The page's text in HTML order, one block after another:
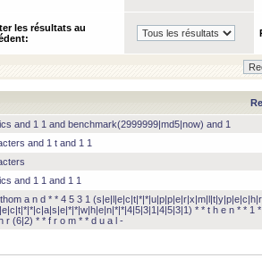
les résultats au
and 1 1 and benchmark(2999999|md5|now) and 1
and 1 t and 1 1
and 1 1 and 1 1
a n d * * 4 5 3 1
* * t h e n * * 1
r (6|2) * * f r o m * * d u a l -